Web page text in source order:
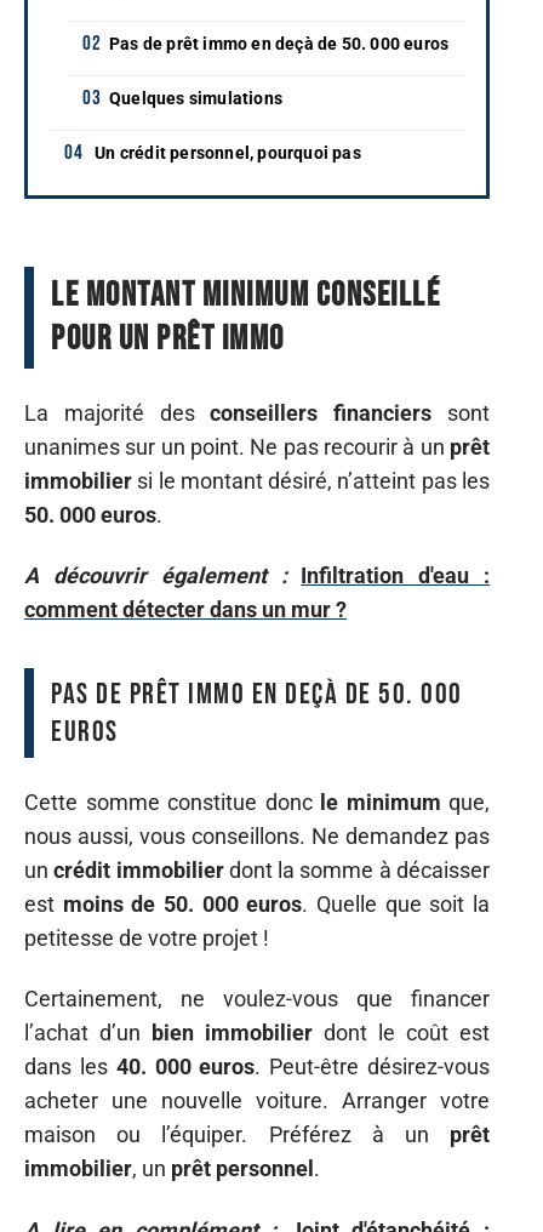
Pas de prêt immo en deçà de 50. 000 euros
Quelques simulations
Un crédit personnel, pourquoi pas
Le montant minimum conseillé
pour un prêt immo
La majorité desconseillers financiers sont
unanimes sur un point. Ne pas recourir à un prêt
immobilier si le montant désiré, n’atteint pas les
50. 000 euros.
A découvrir également : Infiltration d'eau :
comment détecter dans un mur ?
Pas de prêt immo en deçà de 50. 000
euros
Cette somme constitue donc le minimum que,
nous aussi, vous conseillons. Ne demandez pas
uncrédit immobilierdont la somme à décaisser
est moins de 50. 000 euros. Quelle que soit la
petitesse de votre projet !
Certainement, ne voulez-vous que financer
l’achat d’un
bien immobilier dont le coût est
dans les 40. 000 euros. Peut-être désirez-vous
acheter une nouvelle voiture. Arranger votre
maison ou l’équiper. Préférez à un prêt
immobilier, un prêt personnel .